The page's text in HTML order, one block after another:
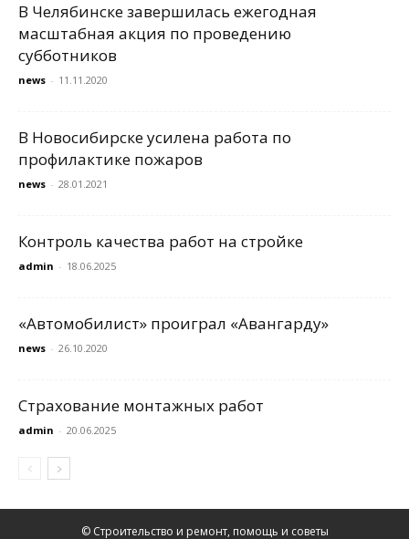
В Челябинске завершилась ежегодная
масштабная акция по проведению
субботников
news - 11.11.2020
В Новосибирске усилена работа по
профилактике пожаров
news - 28.01.2021
Контроль качества работ на стройке
admin - 18.06.2025
«Автомобилист» проиграл «Авангарду»
news - 26.10.2020
Страхование монтажных работ
admin - 20.06.2025
© Строительство и ремонт, помощь и советы